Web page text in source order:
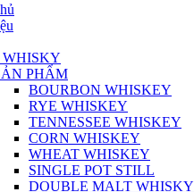
WHISKY
PHẨM
BOURBON WHISKEY
RYE WHISKEY
TENNESSEE WHISKEY
CORN WHISKEY
WHEAT WHISKEY
SINGLE POT STILL
DOUBLE MALT WHISKY